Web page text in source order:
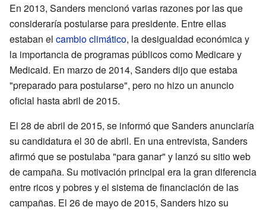
En 2013, Sanders mencionó varias razones por las que
consideraría postularse para presidente. Entre ellas
estaban el cambio climático, la desigualdad económica y
la importancia de programas públicos como Medicare y
Medicaid. En marzo de 2014, Sanders dijo que estaba
"preparado para postularse", pero no hizo un anuncio
oficial hasta abril de 2015.
El 28 de abril de 2015, se informó que Sanders anunciaría
su candidatura el 30 de abril. En una entrevista, Sanders
afirmó que se postulaba "para ganar" y lanzó su sitio web
de campaña. Su motivación principal era la gran diferencia
entre ricos y pobres y el sistema de financiación de las
campañas. El 26 de mayo de 2015, Sanders hizo su